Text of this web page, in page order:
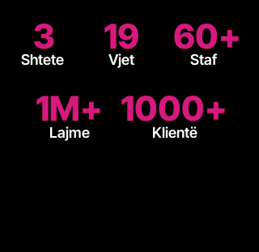
Shtete
3 19
Vjet
60+
Staf
1M+
Lajme
1000+
Klientë